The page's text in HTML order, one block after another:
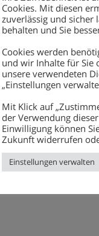
Cookies. Mit diesen
zuverlässig und
behalten und Sie
Cookies werden
und wir Inhalte für Sie
unsere verwendeten
„Einstellungen
Mit Klick auf
der Verwendung
Einwilligung können
Zukunft widerrufen
Einstellungen verwalten